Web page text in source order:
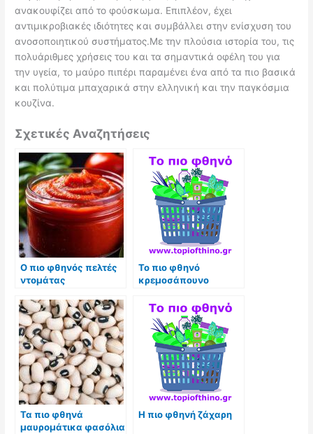
ανακουφίζει από το φούσκωμα. Επιπλέον, έχει
αντιμικροβιακές ιδιότητες και συμβάλλει στην ενίσχυση του
ανοσοποιητικού συστήματος.Με την πλούσια ιστορία του, τις
πολυάριθμες χρήσεις του και τα σημαντικά οφέλη του για
την υγεία, το μαύρο πιπέρι παραμένει ένα από τα πιο βασικά
και πολύτιμα μπαχαρικά στην ελληνική και την παγκόσμια
κουζίνα.
Σχετικές Αναζητήσεις
Ο πιο φθηνός πελτές
ντομάτας
Το πιο φθηνό
κρεμοσάπουνο
Τα πιο φθηνά
μαυρομάτικα φασόλια
Η πιο φθηνή ζάχαρη